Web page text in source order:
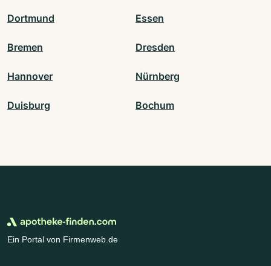
Dortmund Essen
Bremen Dresden
Hannover Nürnberg
Duisburg Bochum
Ein Portal von Firmenweb.de